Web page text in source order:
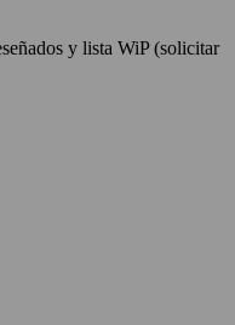
y lista WiP (solicitar